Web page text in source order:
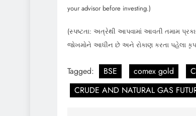
your advisor before investing.)
(સ્પષ્ટતા: અત્રેથી આપવામાં આવતી તમામ
જોખમોને આધીન છે અને રોકાણ કરતા પહેલા
Tagged: BSE comex gold
CRUDE AND NATURAL GAS